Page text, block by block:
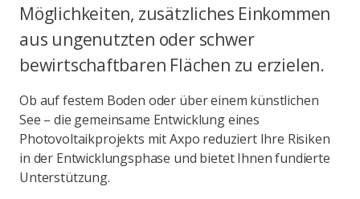
Möglichkeiten, zusätzliches Einkommen
aus ungenutzten oder schwer
bewirtschaftbaren Flächen zu erzielen.
Ob auf festem Boden oder über einem künstlichen
See – die gemeinsame Entwicklung eines
Photovoltaikprojekts mit Axpo reduziert Ihre Risiken
in der Entwicklungsphase und bietet Ihnen fundierte
Unterstützung.